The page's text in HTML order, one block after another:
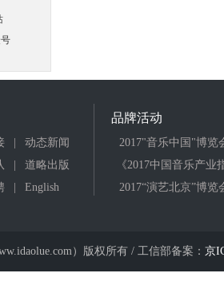
动态新闻
道略出版
English
品牌活动
2017"音乐中国"博览
《2017中国音乐产业
2017“演艺北京”博览
）版权所有 / 工信部备案： 京